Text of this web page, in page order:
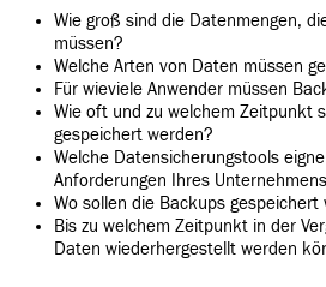
Wie groß sind die Datenmengen,
müssen?
Welche Arten von Daten müssen
Für wieviele Anwender müssen
Wie oft und zu welchem Zeitpunkt
gespeichert werden?
Welche Datensicherungstools
Anforderungen Ihres
Wo sollen die Backups gespeichert
Bis zu welchem Zeitpunkt in der
Daten wiederhergestellt werden